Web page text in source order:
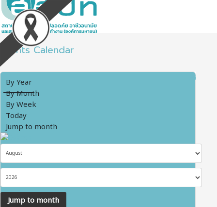
Events Calendar
By Year
By Month
By Week
Today
Jump to month
Jump to month